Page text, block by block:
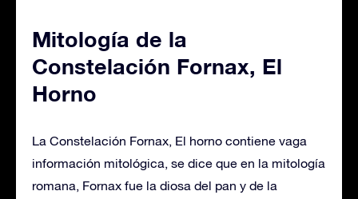
Mitología de la
Constelación Fornax, El
Horno
La Constelación Fornax, El horno contiene vaga
información mitológica, se dice que en la mitología
romana, Fornax fue la diosa del pan y de la